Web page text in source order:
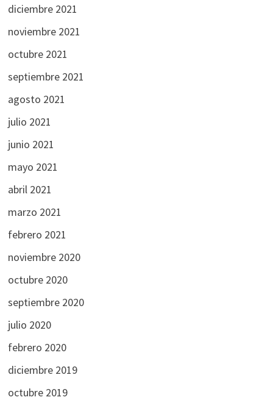
diciembre 2021
noviembre 2021
octubre 2021
septiembre 2021
agosto 2021
julio 2021
junio 2021
mayo 2021
abril 2021
marzo 2021
febrero 2021
noviembre 2020
octubre 2020
septiembre 2020
julio 2020
febrero 2020
diciembre 2019
octubre 2019